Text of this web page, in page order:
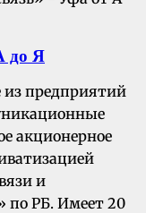
до Я
предприятий
акционерное
и
по РБ. Имеет 20